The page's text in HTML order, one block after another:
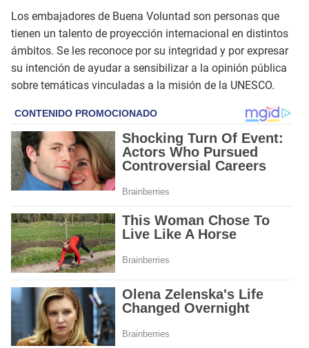
Los embajadores de Buena Voluntad son personas que
tienen un talento de proyección internacional en distintos
ámbitos. Se les reconoce por su integridad y por expresar
su intención de ayudar a sensibilizar a la opinión pública
sobre temáticas vinculadas a la misión de la UNESCO.